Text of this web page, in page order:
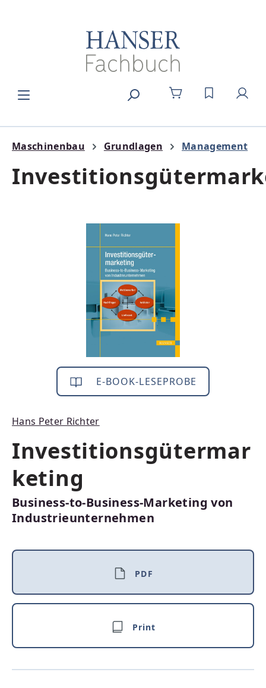
DU HAST 0
Maschinenbau Grundlagen Management
E-BOOK-LESEPROBE
Hans Peter Richter
Investitionsgütermar
keting
Business-to-Business-Marketing von
Industrieunternehmen
PDF
Print